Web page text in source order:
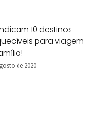
10 destinos
para viagem
de 2020